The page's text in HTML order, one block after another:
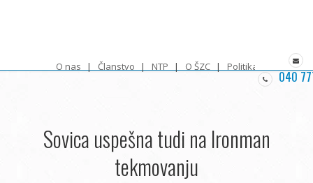
O nas Članstvo NTP O ŠZC Politika zasebnosti
040
Sovica uspešna tudi na Ironman
tekmovanju